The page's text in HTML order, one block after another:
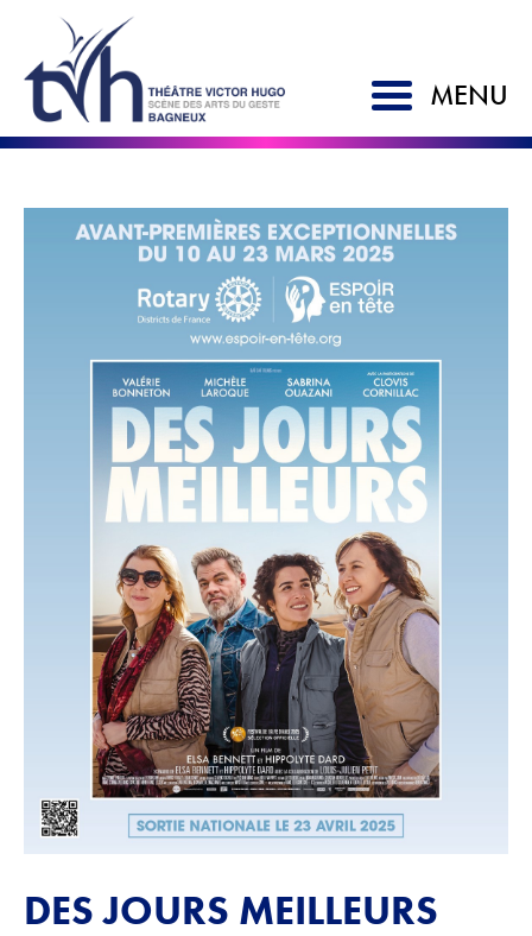
MENU
SAISON 2026-2027
Historique
Soutien à la création
Partenaires
Artistes associés
ACTIONS CULTURELLES
Les actions de la saison
Pratique du théâtre, mime et geste
Les actions passées
CINÉMA
Programmation
INFOS+
DES JOURS MEILLEURS